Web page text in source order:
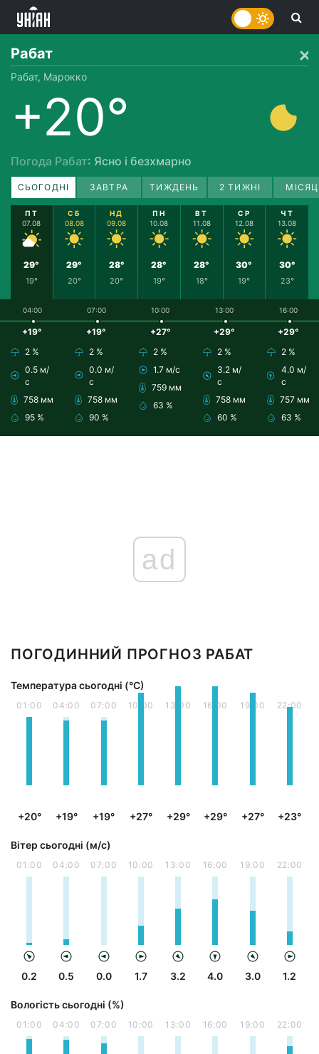
Рабат
Рабат, Марокко
+20°
Погода Рабат: Ясно і безхмарно
СЬОГОДНІ ЗАВТРА ТИЖДЕНЬ 2 ТИЖНІ
ПТ
07.08
29°
19°
СБ
08.08
29°
20°
НД
09.08
28°
20°
ПН
10.08
28°
19°
ВТ
11.08
28°
18°
СР
12.08
30°
19°
ЧТ
13.08
30°
23°
04:00
+19°
2 %
0.5 м/
с
758 мм
95 %
07:00
+19°
2 %
0.0 м/
с
758 мм
90 %
10:00
+27°
2 %
1.7 м/с
759 мм
63 %
13:00
+29°
2 %
3.2 м/
с
758 мм
60 %
16:00
+29°
2 %
4.0 м/
с
757 мм
63 %
ad
ПОГОДИННИЙ ПРОГНОЗ РАБАТ
Температура сьогодні (°С)
01:00
+20°
04:00
+19°
07:00
+19°
10:00
+27°
13:00
+29°
16:00
+29°
19:00
+27°
22:00
+23°
Вітер сьогодні (м/с)
01:00
0.2
04:00
0.5
07:00
0.0
10:00
1.7
13:00
3.2
16:00
4.0
19:00
3.0
22:00
1.2
Вологість сьогодні (%)
01:00 04:00 07:00 10:00 13:00 16:00 19:00 22:00